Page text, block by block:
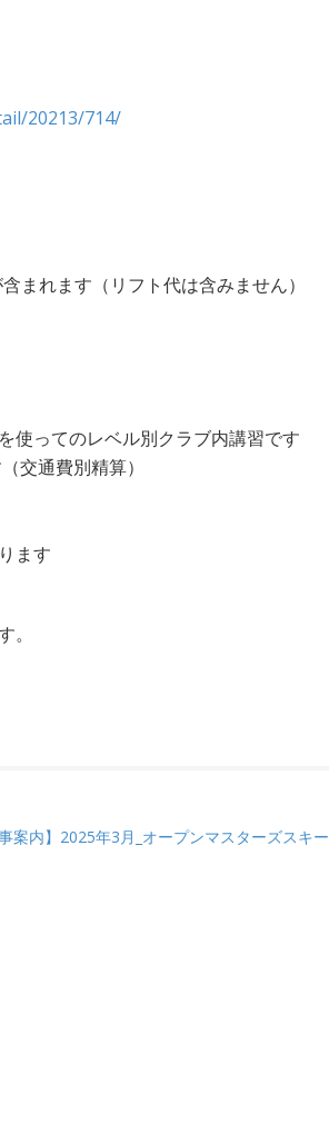
20213/714/
れます（リフト代は含みません）
使ってのレベル別クラブ内講習です
交通費別精算）
ます
事案内】2025年3月_オープンマスターズスキー